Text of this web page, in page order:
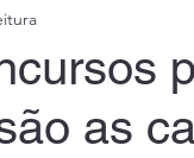
as